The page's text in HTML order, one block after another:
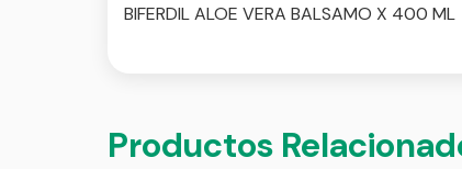
BIFERDIL ALOE VERA BALSAMO X 400 ML
Productos